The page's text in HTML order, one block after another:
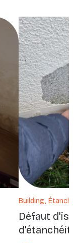
Building,
Défaut
d'étanchéité